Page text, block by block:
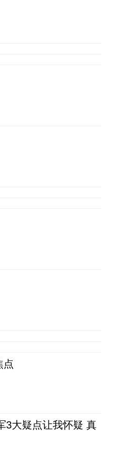
点
3大疑点让我怀疑 真